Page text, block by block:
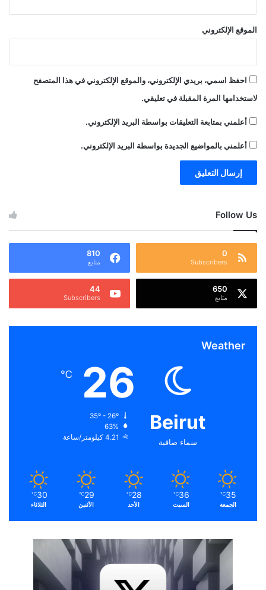
الموقع الإلكتروني
احفظ اسمي، بريدي الإلكتروني، والموقع الإلكتروني في هذا المتصفح
لاستخدامها المرة المقبلة في تعليقي.
أعلمني بمتابعة التعليقات بواسطة البريد الإلكتروني.
أعلمني بالمواضيع الجديدة بواسطة البريد الإلكتروني.
Follow Us
0
Subscribers
810
متابع
650
متابع
44
Subscribers
Weather
Beirut
سماء صافية
26
℃
63%
4.21 كيلومتر/ساعة
35
℃
الجمعة
36
℃
السبت
28
℃
الأحد
29
℃
الأثنين
30
℃
الثلاثاء